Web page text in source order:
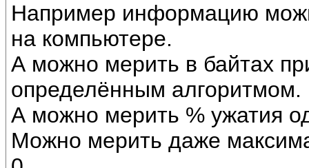
Например информацию
на компьютере.
А можно мерить в байтах
определённым алгоритмом.
А можно мерить % ужатия
Можно мерить даже